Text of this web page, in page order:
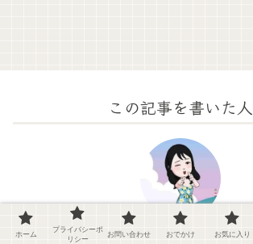
この記事を書いた人
はらぺこ
ホーム
プライバシーポ
リシー
お問い合わせ おでかけ お気に入り